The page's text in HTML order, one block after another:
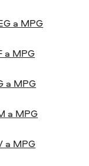
a MPG
a MPG
a MPG
a MPG
a MPG